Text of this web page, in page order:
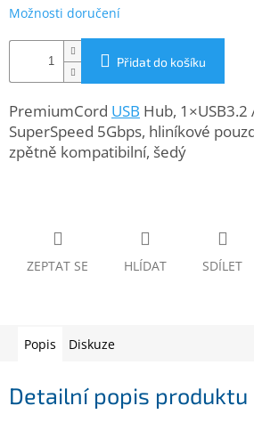
Gaming
Telefony
tablety
Dílna
spotřebiče
Počítače
a
Možnosti doručení
Přidat do košíku
PremiumCord USB Hub, 1×USB3.2
SuperSpeed 5Gbps, hliníkové
zpětně kompatibilní, šedý
ZEPTAT SE HLÍDAT SDÍLET
Popis Diskuze
Detailní popis produktu